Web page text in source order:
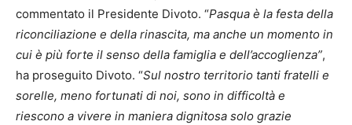
commentato il Presidente Divoto. “Pasqua è la festa della
riconciliazione e della rinascita, ma anche un momento in
cui è più forte il senso della famiglia e dell’accoglienza”,
ha proseguito Divoto. “Sul nostro territorio tanti fratelli e
sorelle, meno fortunati di noi, sono in difficoltà e
riescono a vivere in maniera dignitosa solo grazie